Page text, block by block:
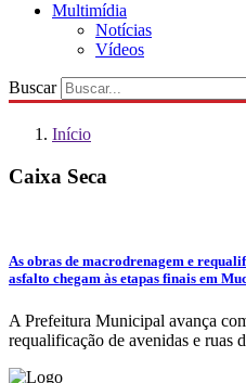
Multimídia
Notícias
Vídeos
Buscar
Início
Caixa Seca
As obras de macrodrenagem e
asfalto chegam às etapas finais em
A Prefeitura Municipal avança
requalificação de avenidas e ruas